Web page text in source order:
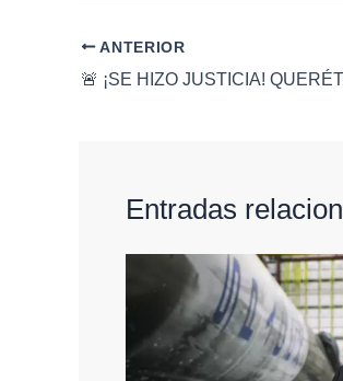
ANTERIOR
Entradas